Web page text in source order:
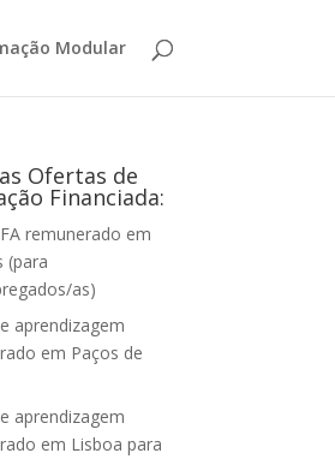
Modular
Ofertas de
Financiada:
remunerado em
(para
as)
aprendizagem
em Paços de
aprendizagem
em Lisboa para